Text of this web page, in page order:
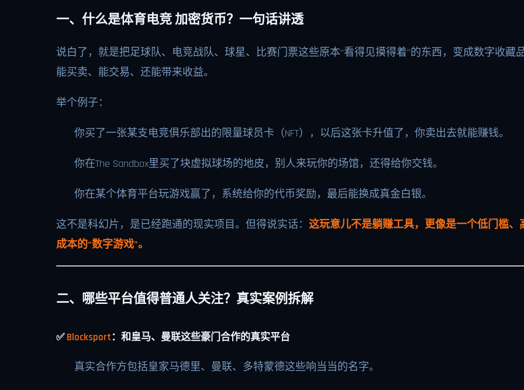
一、什么是体育电竞 加密货币？一句话讲透
说白了，就是把足球队、电竞战队、球星、比赛门票这些原本“看得见摸得着”的东西，变成数字收藏
能买卖、能交易、还能带来收益。
举个例子：
你买了一张某支电竞俱乐部出的限量球员卡（NFT），以后这张卡升值了，你卖出去就能赚钱。
你在The Sandbox里买了块虚拟球场的地皮，别人来玩你的场馆，还得给你交钱。
你在某个体育平台玩游戏赢了，系统给你的代币奖励，最后能换成真金白银。
这不是科幻片，是已经跑通的现实项目。但得说实话： 这玩意儿不是躺赚工具，更像是一个低门槛
成本的“数字游戏”。
二、哪些平台值得普通人关注？真实案例拆解
✅Blocksport：和皇马、曼联这些豪门合作的真实平台
真实合作方包括皇家马德里、曼联、多特蒙德这些响当当的名字。